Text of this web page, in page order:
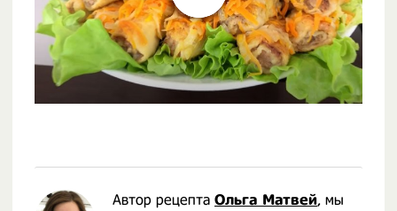
Автор рецепта Ольга Матвей, мы